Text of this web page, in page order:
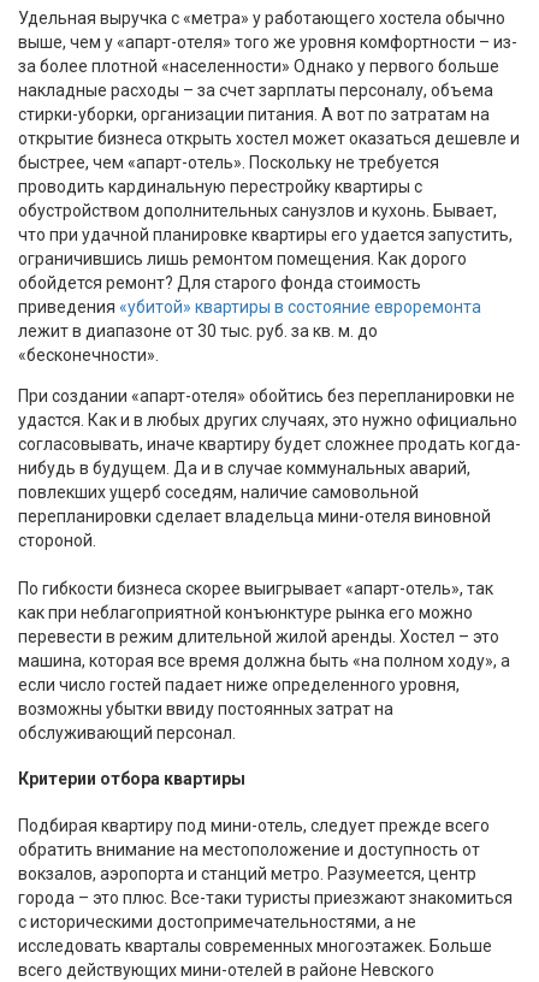
Удельная выручка с «метра» у работающего хостела обычно
выше, чем у «апарт-отеля» того же уровня комфортности – из-
за более плотной «населенности» Однако у первого больше
накладные расходы – за счет зарплаты персоналу, объема
стирки-уборки, организации питания. А вот по затратам на
открытие бизнеса открыть хостел может оказаться дешевле и
быстрее, чем «апарт-отель». Поскольку не требуется
проводить кардинальную перестройку квартиры с
обустройством дополнительных санузлов и кухонь. Бывает,
что при удачной планировке квартиры его удается запустить,
ограничившись лишь ремонтом помещения. Как дорого
обойдется ремонт? Для старого фонда стоимость
приведения «убитой» квартиры в состояние евроремонта
лежит в диапазоне от 30 тыс. руб. за кв. м. до
«бесконечности».
При создании «апарт-отеля» обойтись без перепланировки не
удастся. Как и в любых других случаях, это нужно официально
согласовывать, иначе квартиру будет сложнее продать когда-
нибудь в будущем. Да и в случае коммунальных аварий,
повлекших ущерб соседям, наличие самовольной
перепланировки сделает владельца мини-отеля виновной
стороной.
По гибкости бизнеса скорее выигрывает «апарт-отель», так
как при неблагоприятной конъюнктуре рынка его можно
перевести в режим длительной жилой аренды. Хостел – это
машина, которая все время должна быть «на полном ходу», а
если число гостей падает ниже определенного уровня,
возможны убытки ввиду постоянных затрат на
обслуживающий персонал.
Критерии отбора квартиры
Подбирая квартиру под мини-отель, следует прежде всего
обратить внимание на местоположение и доступность от
вокзалов, аэропорта и станций метро. Разумеется, центр
города – это плюс. Все-таки туристы приезжают знакомиться
с историческими достопримечательностями, а не
исследовать кварталы современных многоэтажек. Больше
всего действующих мини-отелей в районе Невского